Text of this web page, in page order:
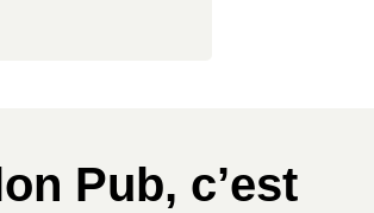
Pub, c’est